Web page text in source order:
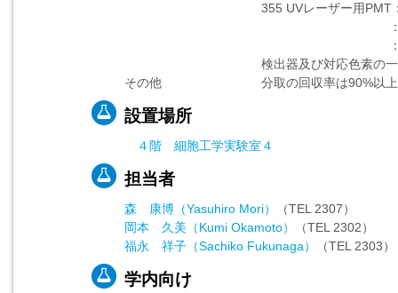
355 UVレーザー用PMT：
：525±25nm
：670nm以上
検出器及び対応色素の一覧
その他 分取の回収率は90%以上、
設置場所
４階 細胞工学実験室４
担当者
森 康博（Yasuhiro Mori）
（TEL 2307）
岡本 久美（Kumi Okamoto）
（TEL 2302）
福永 祥子（Sachiko Fukunaga）
（TEL 2303）
学内向け